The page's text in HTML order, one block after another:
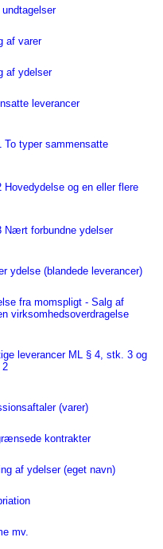
af varer
af ydelser
leverancer
To typer sammensatte
Hovedydelse og en eller flere
Nært forbundne ydelser
ydelse (blandede leverancer)
fra momspligt - Salg af
virksomhedsoverdragelse
leverancer ML § 4, stk. 3 og
2
(varer)
kontrakter
af ydelser (eget navn)
mv.